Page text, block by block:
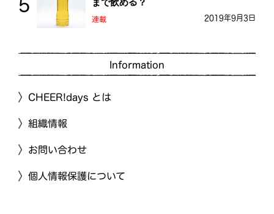
まで飲める？
連載 2019年9月3日
Information
CHEER!days とは
組織情報
お問い合わせ
個人情報保護について